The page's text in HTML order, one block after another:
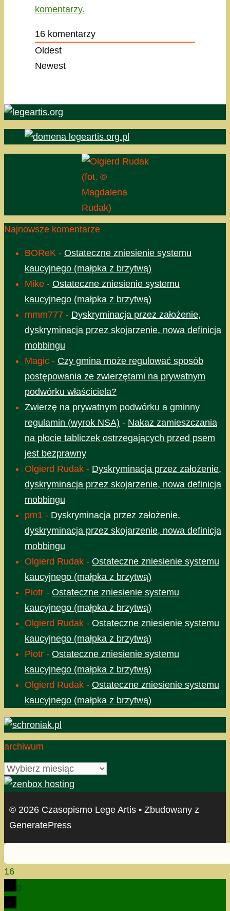
komentarzy.
16 komentarzy
Oldest
Newest
(fot. ©
Magdalena
Rudak)
Najnowsze komentarze
BOReK - Ostateczne zniesienie systemu
kaucyjnego (małpka z brzytwą)
Mike - Ostateczne zniesienie systemu
kaucyjnego (małpka z brzytwą)
mmm777 - Dyskryminacja przez założenie,
dyskryminacja przez skojarzenie, nowa definicja
mobbingu
Magic - Czy gmina może regulować sposób
postępowania ze zwierzętami na prywatnym
podwórku właściciela?
Zwierzę na prywatnym podwórku a gminny
regulamin (wyrok NSA) - Nakaz zamieszczania
na płocie tabliczek ostrzegających przed psem
jest bezprawny
Olgierd Rudak - Dyskryminacja przez założenie,
dyskryminacja przez skojarzenie, nowa definicja
mobbingu
pm1 - Dyskryminacja przez założenie,
dyskryminacja przez skojarzenie, nowa definicja
mobbingu
Olgierd Rudak - Ostateczne zniesienie systemu
kaucyjnego (małpka z brzytwą)
Piotr - Ostateczne zniesienie systemu
kaucyjnego (małpka z brzytwą)
Olgierd Rudak - Ostateczne zniesienie systemu
kaucyjnego (małpka z brzytwą)
Piotr - Ostateczne zniesienie systemu
kaucyjnego (małpka z brzytwą)
Olgierd Rudak - Ostateczne zniesienie systemu
kaucyjnego (małpka z brzytwą)
archiwum
archiwum
© 2026 Czasopismo Lege Artis • Zbudowany z
GeneratePress
16
0